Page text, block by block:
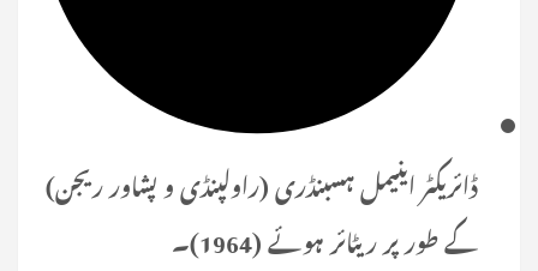
ڈائریکٹر اینیمل ہسبنڈری (راولپنڈی و پشاور ریجن)
کے طور پر ریٹائر ہوئے (1964)۔